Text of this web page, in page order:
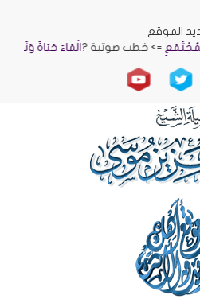
الموقع
الْمَاءُ حَيَاةٌ وَنَمَاءٌ=> => خطب صوتية ?